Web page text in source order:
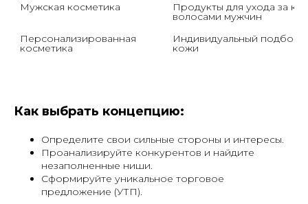
Мужская косметика Продукты для ухода за
волосами мужчин
Персонализированная
косметика
Индивидуальный подбор
кожи
Как выбрать концепцию:
Определите свои сильные стороны и интересы.
Проанализируйте конкурентов и найдите
незаполненные ниши.
Сформируйте уникальное торговое
предложение (УТП).